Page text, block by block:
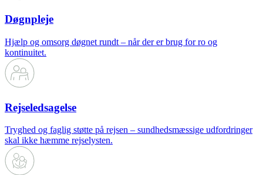
Døgnpleje
Hjælp og omsorg døgnet rundt – når der er brug for ro og
kontinuitet.
Rejseledsagelse
Tryghed og faglig støtte på rejsen – sundhedsmæssige udfordringer
skal ikke hæmme rejselysten.